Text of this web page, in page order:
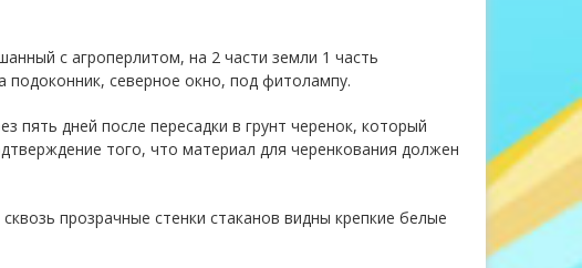
с агроперлитом, на 2 части земли 1 часть
подоконник, северное окно, под фитолампу.
пять дней после пересадки в грунт черенок, который
того, что материал для черенкования должен
прозрачные стенки стаканов видны крепкие белые